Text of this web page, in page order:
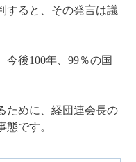
すると、その発言は議
今後100年、99％の国
ために、経団連会長の
です。